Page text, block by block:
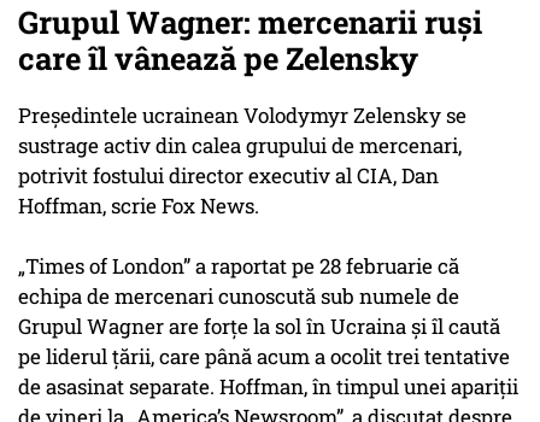
Grupul Wagner: mercenarii ruși
care îl vânează pe Zelensky
Președintele ucrainean Volodymyr Zelensky se
sustrage activ din calea grupului de mercenari,
potrivit fostului director executiv al CIA, Dan
Hoffman, scrie Fox News.
„Times of London” a raportat pe 28 februarie că
echipa de mercenari cunoscută sub numele de
Grupul Wagner are forțe la sol în Ucraina și îl caută
pe liderul țării, care până acum a ocolit trei tentative
de asasinat separate. Hoffman, în timpul unei apariții